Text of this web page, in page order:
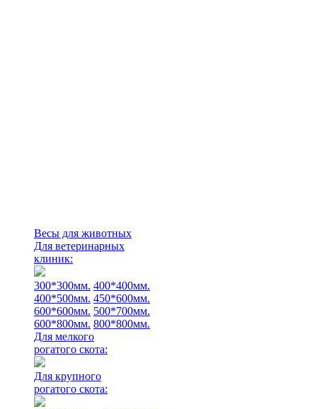
Весы для животных
Для ветеринарных
клиник:
300*300мм. 400*400мм.
400*500мм. 450*600мм.
600*600мм. 500*700мм.
600*800мм. 800*800мм.
Для мелкого
рогатого скота:
Для крупного
рогатого скота: